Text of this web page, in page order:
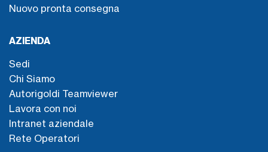
Nuovo pronta consegna
AZIENDA
Sedi
Chi Siamo
Autorigoldi Teamviewer
Lavora con noi
Intranet aziendale
Rete Operatori